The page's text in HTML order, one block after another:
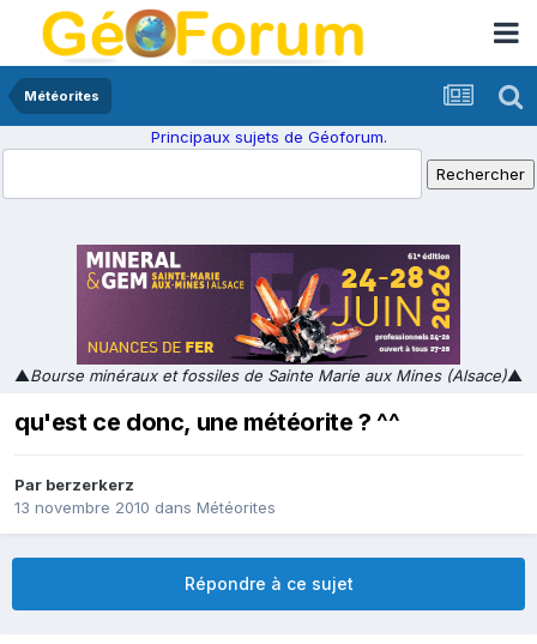
Météorites
Principaux sujets de Géoforum.
▲Bourse minéraux et fossiles de Sainte Marie aux Mines (Alsace)▲
qu'est ce donc, une météorite ? ^^
Par berzerkerz
13 novembre 2010 dans Météorites
Répondre à ce sujet